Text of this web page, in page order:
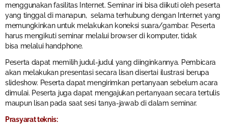
menggunakan fasilitas Internet. Seminar ini bisa diikuti oleh peserta
yang tinggal di manapun, selama terhubung dengan Internet yang
memungkinkan untuk melakukan koneksi suara/gambar. Peserta
harus mengikuti seminar melalui browser di komputer, tidak
bisa melalui handphone.
Peserta dapat memilih judul-judul yang diinginkannya. Pembicara
akan melakukan presentasi secara lisan disertai ilustrasi berupa
slideshow. Peserta dapat mengirimkan pertanyaan sebelum acara
dimulai. Peserta juga dapat mengajukan pertanyaan secara tertulis
maupun lisan pada saat sesi tanya-jawab di dalam seminar.
Prasyarat teknis: